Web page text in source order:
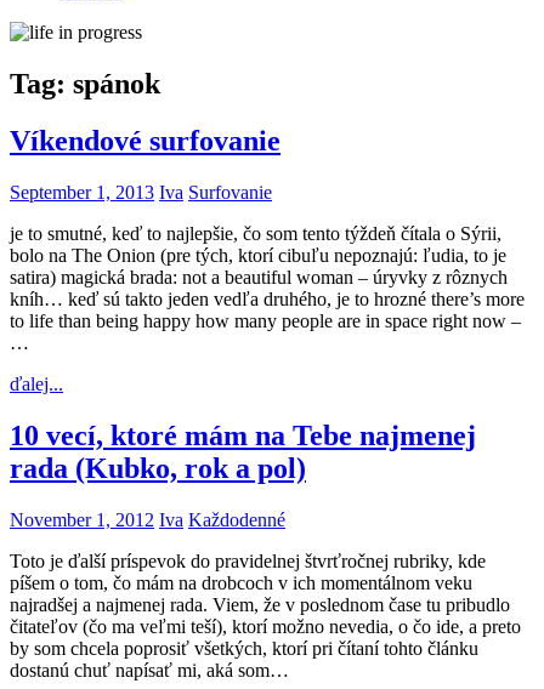
Tag: spánok
Víkendové surfovanie
September 1, 2013 Iva Surfovanie
je to smutné, keď to najlepšie, čo som tento týždeň čítala o Sýrii,
bolo na The Onion (pre tých, ktorí cibuľu nepoznajú: ľudia, to je
satira) magická brada: not a beautiful woman – úryvky z rôznych
kníh… keď sú takto jeden vedľa druhého, je to hrozné there’s more
to life than being happy how many people are in space right now –
…
ďalej...
10 vecí, ktoré mám na Tebe najmenej
rada (Kubko, rok a pol)
November 1, 2012 Iva Každodenné
Toto je ďalší príspevok do pravidelnej štvrťročnej rubriky, kde
píšem o tom, čo mám na drobcoch v ich momentálnom veku
najradšej a najmenej rada. Viem, že v poslednom čase tu pribudlo
čitateľov (čo ma veľmi teší), ktorí možno nevedia, o čo ide, a preto
by som chcela poprosiť všetkých, ktorí pri čítaní tohto článku
dostanú chuť napísať mi, aká som…